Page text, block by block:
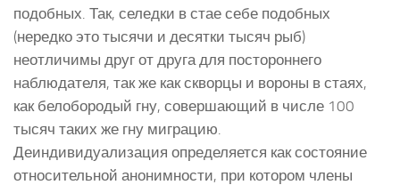
подобных. Так, селедки в стае себе подобных
(нередко это тысячи и десятки тысяч рыб)
неотличимы друг от друга для постороннего
наблюдателя, так же как скворцы и вороны в стаях,
как белобородый гну, совершающий в числе 100
тысяч таких же гну миграцию.
Деиндивидуализация определяется как состояние
относительной анонимности, при котором члены